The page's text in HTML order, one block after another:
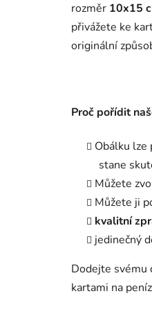
rozměr 10x15
přivážete ke
originální
Proč pořídit
Obálku lze
stane
Můžete
Můžete ji
kvalitní
jedinečný
Dodejte svému
kartami na